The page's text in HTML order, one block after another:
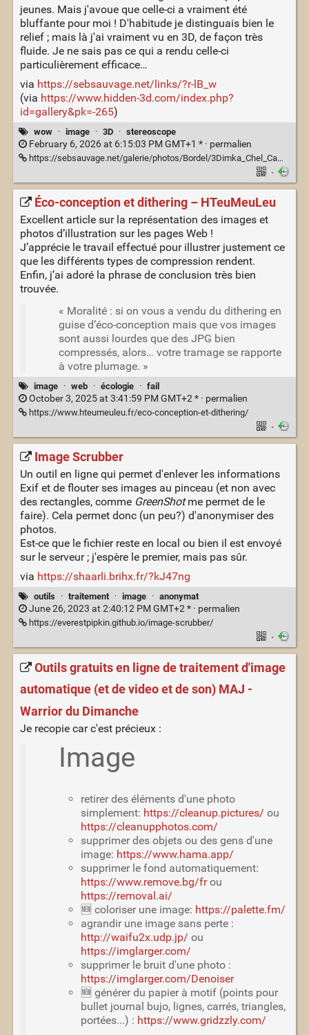
jeunes. Mais j'avoue que celle-ci a vraiment été
bluffante pour moi ! D'habitude je distinguais bien le
relief ; mais là j'ai vraiment vu en 3D, de façon très
fluide. Je ne sais pas ce qui a rendu celle-ci
particulièrement efficace…
via https://sebsauvage.net/links/?r-lB_w
(via https://www.hidden-3d.com/index.php?
id=gallery&pk=-265)
wow · image · 3D · stereoscope
February 6, 2026 at 6:15:03 PM GMT+1 * · permalien
https://sebsauvage.net/galerie/photos/Bordel/3Dimka_Chel_Camel.jpg
·
Éco-conception et dithering – HTeuMeuLeu
Excellent article sur la représentation des images et
photos d’illustration sur les pages Web !
J’apprécie le travail effectué pour illustrer justement ce
que les différents types de compression rendent.
Enfin, j’ai adoré la phrase de conclusion très bien
trouvée.
« Moralité : si on vous a vendu du dithering en
guise d’éco-conception mais que vos images
sont aussi lourdes que des JPG bien
compressés, alors… votre tramage se rapporte
à votre plumage. »
image · web · écologie · fail
October 3, 2025 at 3:41:59 PM GMT+2 * · permalien
https://www.hteumeuleu.fr/eco-conception-et-dithering/
·
Image Scrubber
Un outil en ligne qui permet d'enlever les informations
Exif et de flouter ses images au pinceau (et non avec
des rectangles, comme GreenShotme permet de le
faire). Cela permet donc (un peu?) d'anonymiser des
photos.
Est-ce que le fichier reste en local ou bien il est envoyé
sur le serveur ; j'espère le premier, mais pas sûr.
via https://shaarli.brihx.fr/?kJ47ng
outils · traitement · image · anonymat
June 26, 2023 at 2:40:12 PM GMT+2 * · permalien
https://everestpipkin.github.io/image-scrubber/
·
Outils gratuits en ligne de traitement d'image
automatique (et de video et de son) MAJ -
Warrior du Dimanche
Je recopie car c'est précieux :
Image
retirer des éléments d'une photo
simplement: https://cleanup.pictures/ ou
https://cleanupphotos.com/
supprimer des objets ou des gens d'une
image: https://www.hama.app/
supprimer le fond automatiquement:
https://www.remove.bg/frou
https://removal.ai/
🆕 coloriser une image: https://palette.fm/
agrandir une image sans perte :
http://waifu2x.udp.jp/ ou
https://imglarger.com/
supprimer le bruit d'une photo :
https://imglarger.com/Denoiser
🆕 générer du papier à motif (points pour
bullet journal bujo, lignes, carrés, triangles,
portées...) : https://www.gridzzly.com/